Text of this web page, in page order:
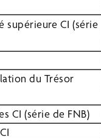
CI (série
du Trésor
CI (série de FNB)